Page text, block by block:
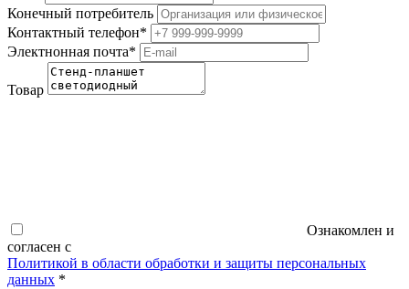
Конечный потребитель
Контактный телефон*
Электнонная почта*
Товар
Ознакомлен и
согласен с
Политикой в области обработки и защиты персональных
данных *